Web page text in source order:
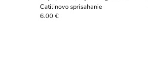
Catilinovo sprisahanie
6.00 €